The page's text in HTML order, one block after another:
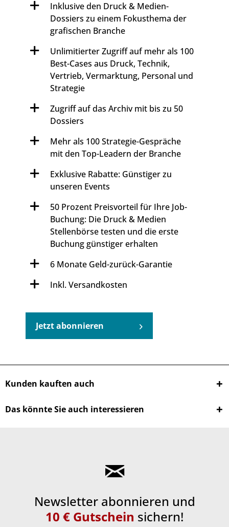
Inklusive den Druck & Medien-
Dossiers zu einem Fokusthema der
grafischen Branche
Unlimitierter Zugriff auf mehr als 100
Best-Cases aus Druck, Technik,
Vertrieb, Vermarktung, Personal und
Strategie
Zugriff auf das Archiv mit bis zu 50
Dossiers
Mehr als 100 Strategie-Gespräche
mit den Top-Leadern der Branche
Exklusive Rabatte: Günstiger zu
unseren Events
50 Prozent Preisvorteil für Ihre Job-
Buchung: Die Druck & Medien
Stellenbörse testen und die erste
Buchung günstiger erhalten
6 Monate Geld-zurück-Garantie
Inkl. Versandkosten
Jetzt abonnieren
Kunden kauften auch
Das könnte Sie auch interessieren
Newsletter abonnieren und
10 € Gutschein sichern!